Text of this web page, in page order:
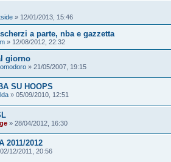
» 12/01/2013, 15:46
a parte, nba e gazzetta
» 12/08/2012, 22:32
giorno
» 21/05/2007, 19:15
SU HOOPS
» 05/09/2010, 12:51
» 28/04/2012, 16:30
2011/2012
02/12/2011, 20:56